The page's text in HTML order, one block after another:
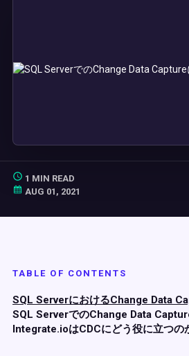
1 MIN READ
AUG 01, 2021
TABLE OF CONTENTS
SQL ServerにおけるChange Data
SQL ServerでのChange Data
Integrate.ioはCDCにどう役に立つの